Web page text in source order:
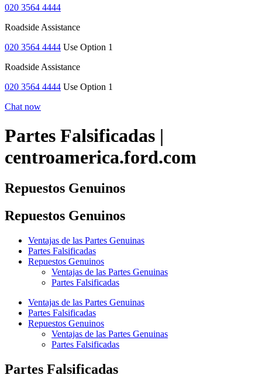
020 3564 4444
Roadside Assistance
020 3564 4444 Use Option 1
Roadside Assistance
020 3564 4444 Use Option 1
Chat now
Partes Falsificadas |
centroamerica.ford.com
Repuestos Genuinos
Repuestos Genuinos
Ventajas de las Partes Genuinas
Partes Falsificadas
Repuestos Genuinos
Ventajas de las Partes Genuinas
Partes Falsificadas
Ventajas de las Partes Genuinas
Partes Falsificadas
Repuestos Genuinos
Ventajas de las Partes Genuinas
Partes Falsificadas
Partes Falsificadas